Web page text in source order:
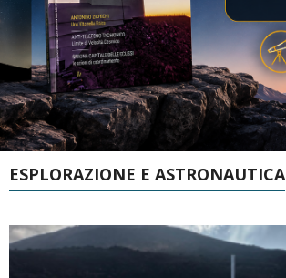
ESPLORAZIONE E ASTRONAUTICA